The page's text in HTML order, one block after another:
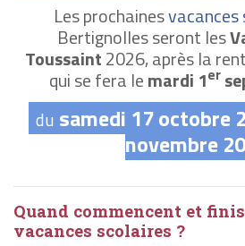
Les prochaines
Bertignolles seront les
Toussaint2026, après la
qui se fera lemardi 1er
du samedi 17 octobre
novembre
Quand commencent et
vacances scolaires ?